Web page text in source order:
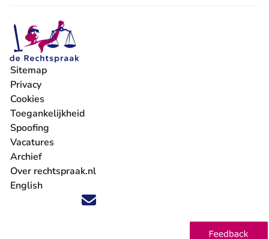
Volg ons op X (Twitter) - U verlaat Rechtspraak.nl
Volg ons op Facebook - U verlaat Rechtspraak.nl
Volg ons op Instagram - U verlaat Rechtspraak.nl
Volg ons op Youtube - U verlaat Rechtspraak.nl
Volg ons op LinkedIn - U verlaat
'Blijf op de hoogte' nieuwsbrief - U verlaat
Sitemap
Privacy
Cookies
Toegankelijkheid
Spoofing
Vacatures
- U verlaat Rechtspraak.nl
Archief
Over rechtspraak.nl
English